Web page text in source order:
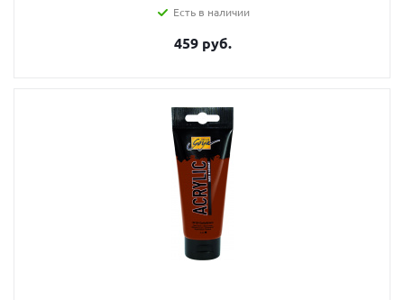
Есть в наличии
459 руб.